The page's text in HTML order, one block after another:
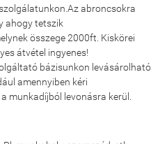
abroncsokra
ahogy tetszik
összege 2000ft. Kiskörei
átvétel ingyenes!
bázisunkon levásárolható
amennyiben kéri
munkadíjból levonásra kerül.